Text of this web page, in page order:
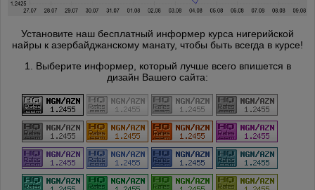
Установите наш бесплатный информер курса нигерийской
найры к азербайджанскому манату, чтобы быть всегда в курсе!
1. Выберите информер, который лучше всего впишется в
дизайн Вашего сайта: